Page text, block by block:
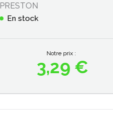
PRESTON
En stock
Prix
Notre prix :
3,29 €